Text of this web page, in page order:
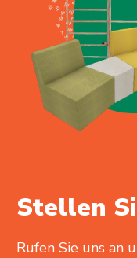
Stellen
Rufen Sie uns an